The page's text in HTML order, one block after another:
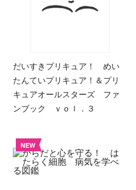
だいすきプリキュア！ めい
たんていプリキュア！＆プリ
キュアオールスターズ ファ
ンブック ｖｏｌ．３
NEW